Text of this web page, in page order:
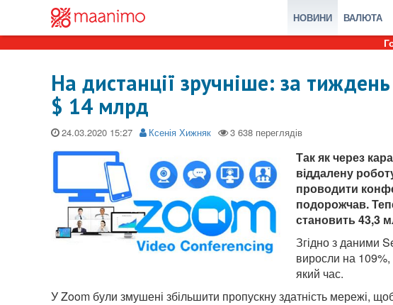
НОВИНИ ВАЛЮТА
На дистанції зручніше: за
$ 14 млрд
24.03.2020 Ксенія Хижняк
Так як через
віддалену
проводити
подорожчав.
становить 43,3
Згідно з даними
виросли на
який час.
У Zoom були змушені збільшити пропускну здатність мережі,